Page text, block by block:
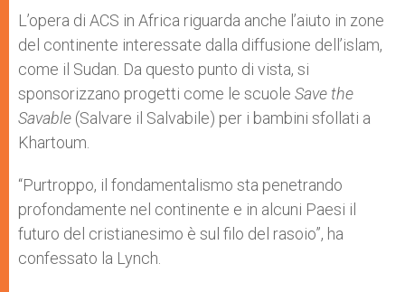
L’opera di ACS in Africa riguarda anche l’aiuto in zone
del continente interessate dalla diffusione dell’islam,
come il Sudan. Da questo punto di vista, si
sponsorizzano progetti come le scuole Save the
Savable (Salvare il Salvabile) per i bambini sfollati a
Khartoum.
“Purtroppo, il fondamentalismo sta penetrando
profondamente nel continente e in alcuni Paesi il
futuro del cristianesimo è sul filo del rasoio”, ha
confessato la Lynch.